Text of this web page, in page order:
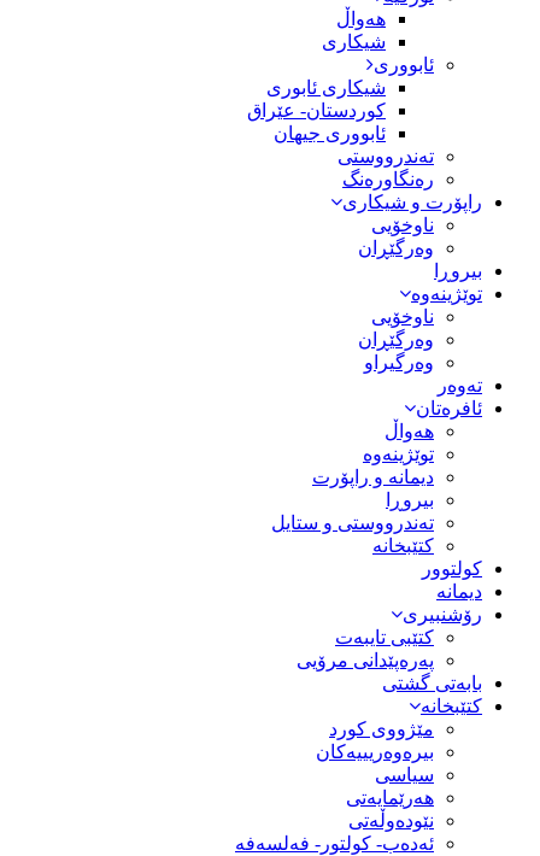
هەواڵ
شیکاری
ئابووری
شیکاری ئابوری
کوردستان- عێراق
ئابووری جیهان
تەندرووستی
رەنگاورەنگ
راپۆرت و شیکاری
ناوخۆیی
وەرگێڕان
بیروڕا
توێژینەوە
ناوخۆیی
وەرگێڕان
وەرگیراو
تەوەر
ئافرەتان
هەواڵ
توێژینەوە
دیمانە و راپۆرت
بیروڕا
تەندرووستی و ستایل
کتێبخانە
کولتوور
دیمانە
رۆشنبیری
کتێبی تایبەت
پەرەپێدانی مرۆیی
بابەتی گشتی
کتێبخانە
مێژووى کورد
بیرەوەریییەکان
سیاسى
هەرێمایەتی
نێودەوڵەتی
ئەدەب- کولتور- فەلسەفە